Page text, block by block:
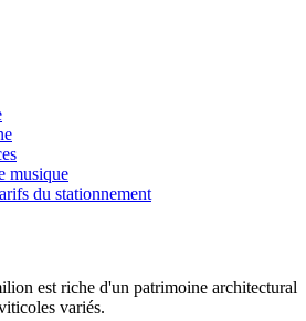
musique
du stationnement
est riche d'un patrimoine architectural
variés.